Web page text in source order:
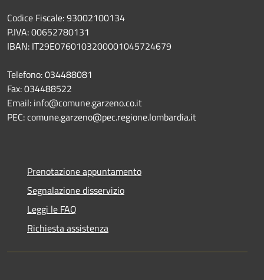
Codice Fiscale: 93002100134
P.IVA: 00652780131
IBAN: IT29E0760103200001045724679
Telefono: 034488081
Fax: 034488522
Email: info@comune.garzeno.co.it
PEC: comune.garzeno@pec.regione.lombardia.it
Prenotazione appuntamento
Segnalazione disservizio
Leggi le FAQ
Richiesta assistenza